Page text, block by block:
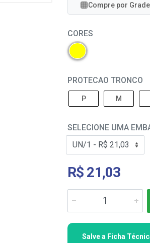
Compre por Grade
CORES
PROTECAO TRONCO
P M
SELECIONE UMA
R$ 21,03
Salve a Ficha